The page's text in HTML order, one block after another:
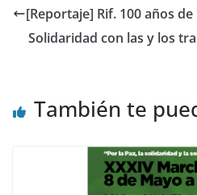
[Reportaje] Rif. 100 años
Solidaridad con las y los
También te